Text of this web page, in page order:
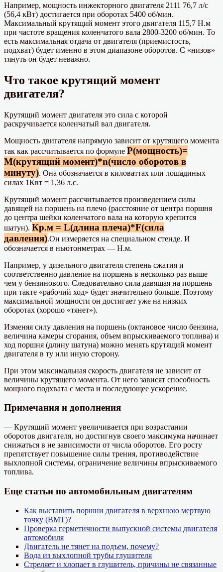
Например, мощность инжекторного двигателя 2111 76,7 л/с
(56,4 кВт) достигается при оборотах 5400 об/мин.
Максимальный крутящий момент этого двигателя 115,7 Н.м
при частоте вращения коленчатого вала 2800-3200 об/мин. То
есть максимальная отдача от двигателя (приемистость,
подхват) будет именно в этом диапазоне оборотов. С «низов»
тянуть он будет неважно.
Что такое крутящий момент
двигателя?
Крутящий момент двигателя это сила с которой
раскручивается коленчатый вал двигателя.
Мощность двигателя напрямую зависит от крутящего момента
так как рассчитывается по формуле P(мощность)=
M(крутящий момент)*n(число оборотов в
минуту). Она обозначается в киловаттах или лошадиных
силах 1Квт = 1,36 л.с.
Крутящий момент рассчитывается произведением силы
давящей на поршень на плечо (расстояние от центра поршня
до центра шейки коленчатого вала на которую крепится
шатун). Кр.м = L(длина плеча)*F(сила
давления).Он измеряется на специальном стенде. И
обозначается в ньютонметрах — Н.м.
Например, у дизельного двигателя степень сжатия и
соответственно давление на поршень в несколько раз выше
чем у бензинового. Следовательно сила давящая на поршень
при такте «рабочий ход» будет значительно больше. Поэтому
максимальной мощности он достигает уже на низких
оборотах (хорошо «тянет»).
Изменяя силу давления на поршень (октановое число бензина,
величина камеры сгорания, объем впрыскиваемого топлива) и
ход поршня (длину шатуна) можно менять крутящий момент
двигателя в ту или иную сторону.
При этом максимальная скорость двигателя не зависит от
величины крутящего момента. От него зависят способность
мощного подхвата с места и последующее ускорение.
Примечания и дополнения
— Крутящий момент увеличивается при возрастании
оборотов двигателя, но достигнув своего максимума начинает
снижаться в не зависимости от числа оборотов. Его росту
препятствует повышение силы трения, противодействие
выхлопной системы, ограничение величины впрыскиваемого
топлива.
Еще статьи по автомобильным двигателям
Как выставить поршни двигателя в верхнюю мертвую
точку (ВМТ)?
Проверка герметичности выпускной системы двигателя
автомобиля
Двигатель не тянет на подъем, почему?
Вода из выхлопной трубы глушителя
Стреляет и хлопает в глушитель, причины не связанные